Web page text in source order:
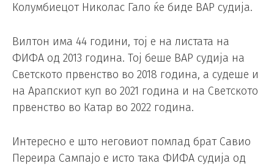
Колумбиецот Николас Гало ќе биде ВАР судија.
Вилтон има 44 години, тој е на листата на
ФИФА од 2013 година. Тој беше ВАР судија на
Светското првенство во 2018 година, а судеше и
на Арапскиот куп во 2021 година и на Светското
првенство во Катар во 2022 година.
Интересно е што неговиот помлад брат Савио
Переира Сампајо е исто така ФИФА судија од